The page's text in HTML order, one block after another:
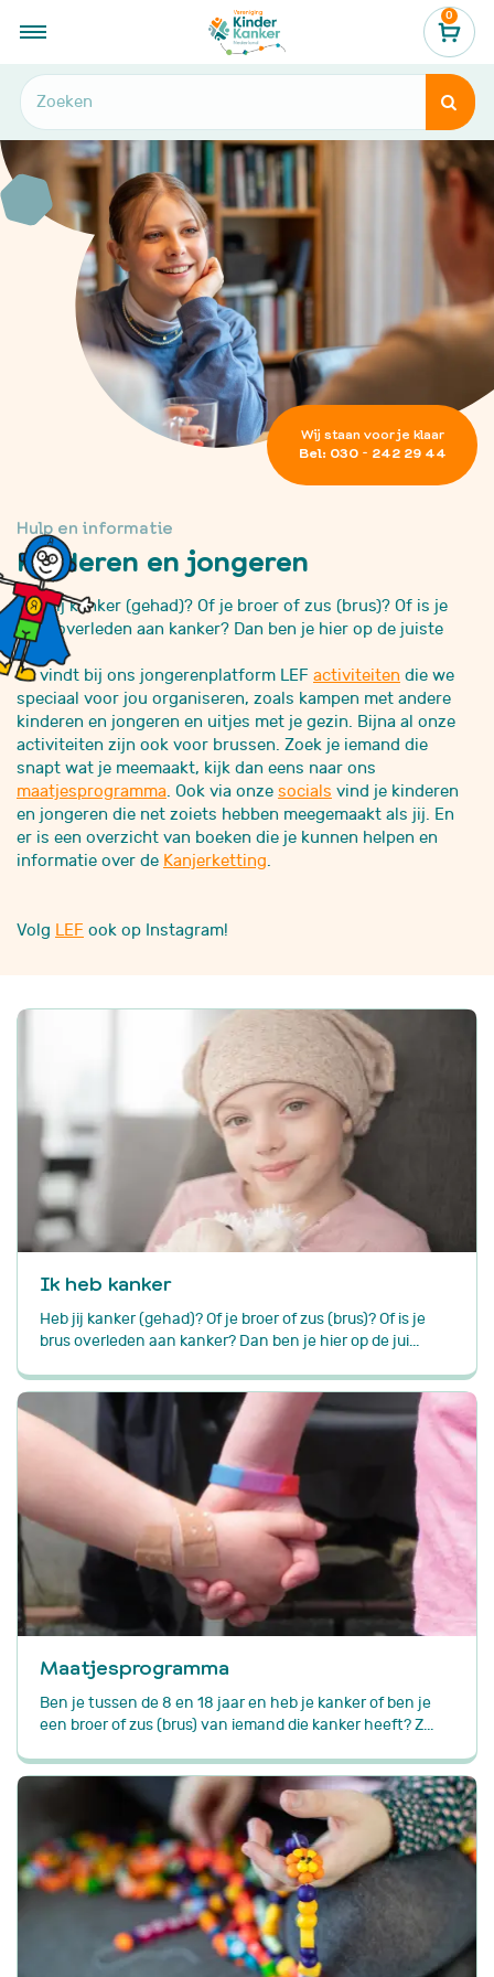
0


Wij staan voor je klaar
Bel: 030 - 242 29 44
Hulp en informatie
Kinderen en jongeren
Heb jij kanker (gehad)? Of je broer of zus (brus)? Of is je
brus overleden aan kanker? Dan ben je hier op de juiste
plaats.
Je vindt bij ons jongerenplatform LEF activiteiten die we
speciaal voor jou organiseren, zoals kampen met andere
kinderen en jongeren en uitjes met je gezin. Bijna al onze
activiteiten zijn ook voor brussen. Zoek je iemand die
snapt wat je meemaakt, kijk dan eens naar ons
maatjesprogramma. Ook via onze socials vind je kinderen
en jongeren die net zoiets hebben meegemaakt als jij. En
er is een overzicht van boeken die je kunnen helpen en
informatie over de Kanjerketting.
Volg LEF ook op Instagram!
Ik heb kanker
Heb jij kanker (gehad)? Of je broer of zus (brus)? Of is je
brus overleden aan kanker? Dan ben je hier op de jui...
Maatjesprogramma
Ben je tussen de 8 en 18 jaar en heb je kanker of ben je
een broer of zus (brus) van iemand die kanker heeft? Z...